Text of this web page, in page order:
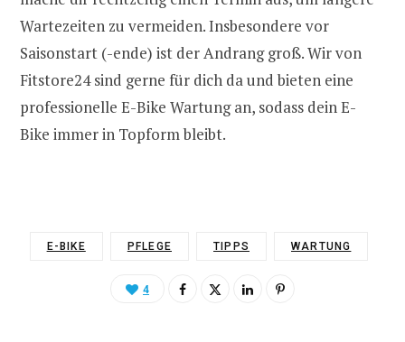
Wartezeiten zu vermeiden. Insbesondere vor
Saisonstart (-ende) ist der Andrang groß. Wir von
Fitstore24 sind gerne für dich da und bieten eine
professionelle E-Bike Wartung an, sodass dein E-
Bike immer in Topform bleibt.
E-BIKE PFLEGE TIPPS WARTUNG
4